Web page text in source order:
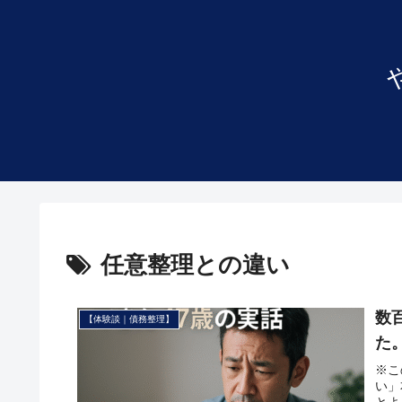
任意整理との違い
【体験談｜債務整理】
数
た
※こ
い